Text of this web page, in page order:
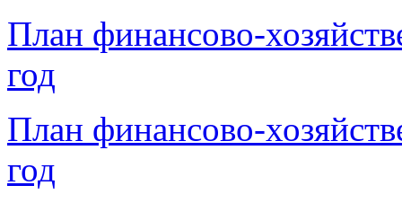
План финансово-
год
План финансово-
год